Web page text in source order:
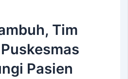
Tim
Pasien